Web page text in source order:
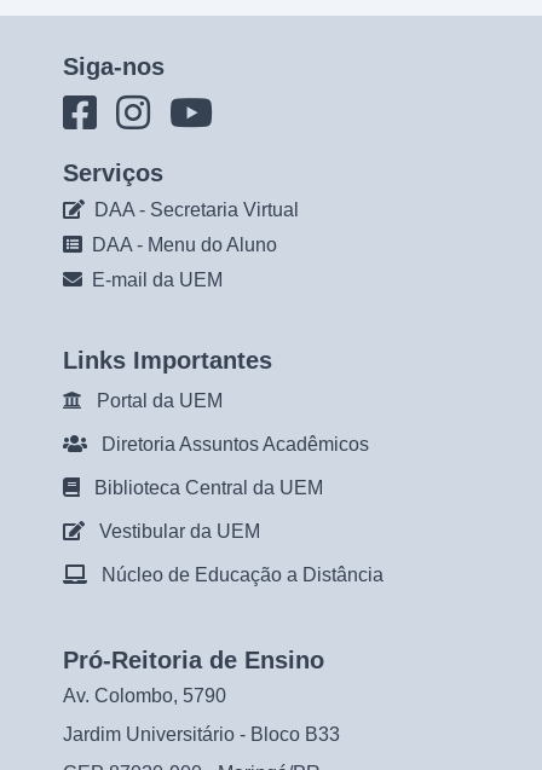
Siga-nos
Serviços
DAA - Secretaria Virtual
DAA - Menu do Aluno
E-mail da UEM
Links Importantes
Portal da UEM
Diretoria Assuntos Acadêmicos
Biblioteca Central da UEM
Vestibular da UEM
Núcleo de Educação a Distância
Pró-Reitoria de Ensino
Av. Colombo, 5790
Jardim Universitário - Bloco B33